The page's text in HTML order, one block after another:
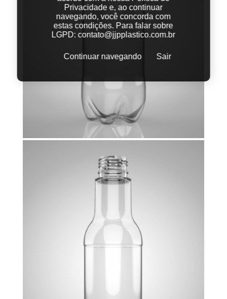
Privacidade e, ao continuar
navegando, você concorda com
estas condições. Para falar sobre
LGPD:contato@jjpplastico.com.br
Continuar navegando Sair